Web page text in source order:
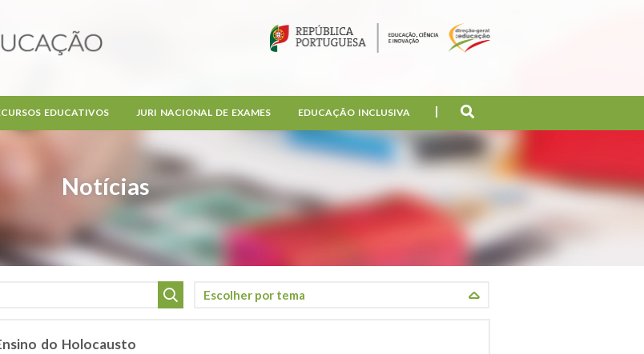
Notícias
EDUCATIVOS JURI NACIONAL DE EXAMES EDUCAÇÃO INCLUSIVA
do Holocausto